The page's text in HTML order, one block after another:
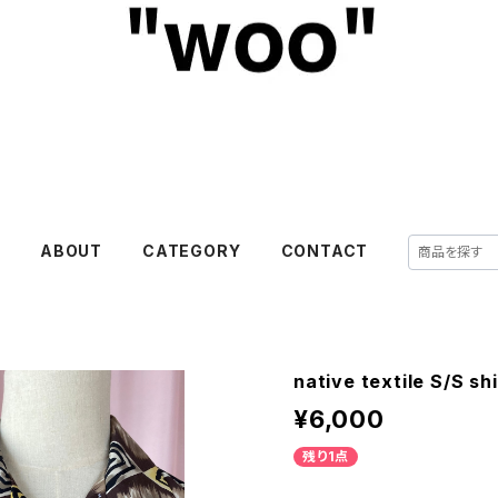
ABOUT CATEGORY CONTACT
native textile S/S
¥6,000
残り1点